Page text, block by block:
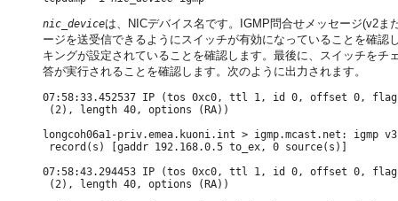
nic_deviceは、NICデバイス名です。IGMP問合せメッセージ(v2ま
ージを送受信できるようにスイッチが有効になっていることを確
キングが設定されていることを確認します。最後に、スイッチを
答が実行されることを確認します。次のように出力されます。
07:58:33.452537 IP (tos 0xc0, ttl 1, id 0, offset 0,
(2), length 40, options (RA))
longcoh06a1-priv.emea.kuoni.int > igmp.mcast.net: igmp
record(s) [gaddr 192.168.0.5 to_ex, 0 source(s)]
07:58:43.294453 IP (tos 0xc0, ttl 1, id 0, offset 0,
(2), length 40, options (RA))